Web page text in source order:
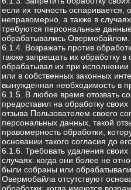
если их точность оспаривается,
неправомерно, а также в
требуются персональные
обрабатывались Овермобайлом.
6.1.4. Возражать против
также запрещать их обработку
обрабатывал их при
или в собственных законных
вынужденная необходимость в
6.1.5. В любое время отозвать
предоставил на обработку
отзыва Пользователем своего
персональных данных, такой
правомерность обработки,
основании такого согласия до
6.1.6. Требовать удаления
случаях: когда они более не
были собраны или
Овермобайла отсутствуют